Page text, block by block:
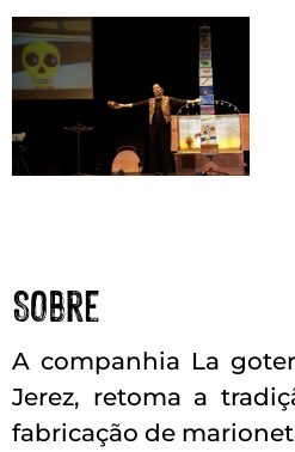
Sobre
A companhia La
Jerez, retoma a
fabricação de